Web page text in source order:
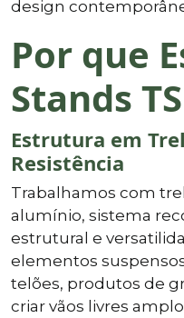
design
Por que
Stands
Estrutura em
Resistência
Trabalhamos com
alumínio, sistema
estrutural e
elementos
telões, produtos de
criar vãos livres